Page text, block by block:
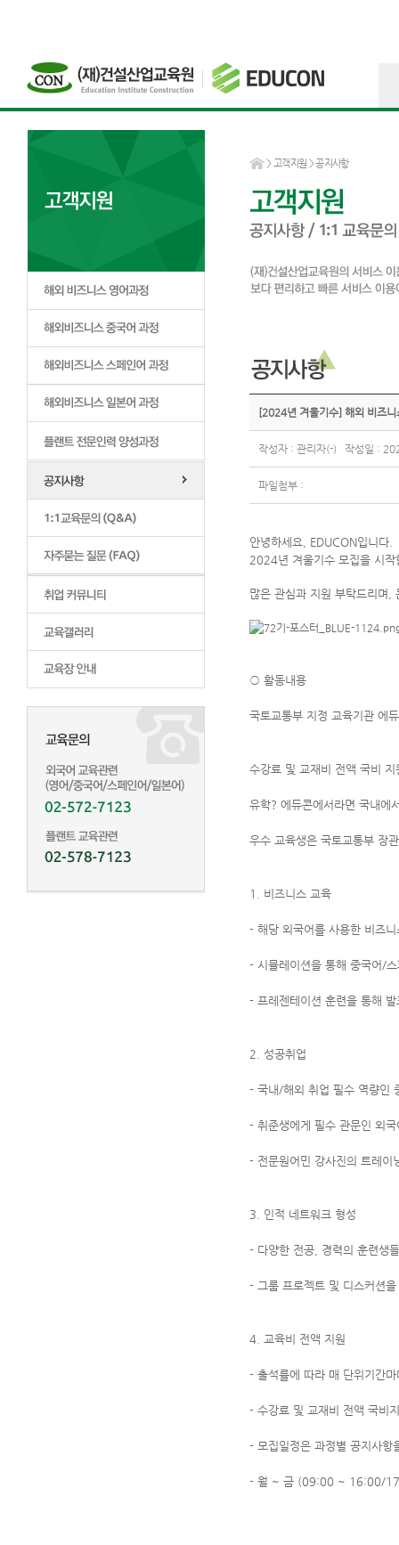
>고객지원 > 공지사항
[2024년 겨울기수] 해외 비즈
작성자 : 관리자(-) 작성일 :
파일첨부 :
안녕하세요, EDUCON입니다.
2024년 겨울기수 모집을 시
많은 관심과 지원 부탁드리며
○ 활동내용
국토교통부 지정 교육기관 에
수강료 및 교재비 전액 국비
유학? 에듀콘에서라면 국내에
우수 교육생은 국토교통부 장
1. 비즈니스 교육
- 해당 외국어를 사용한 비즈니
- 시뮬레이션을 통해 중국어/
- 프레젠테이션 훈련을 통해
2. 성공취업
- 국내/해외 취업 필수 역량인
- 취준생에게 필수 관문인 외
- 전문원어민 강사진의 트레이
3. 인적 네트워크 형성
- 다양한 전공, 경력의 훈련생
- 그룹 프로젝트 및 디스커션
4. 교육비 전액 지원
- 출석률에 따라 매 단위기간
- 수강료 및 교재비 전액 국비
- 모집일정은 과정별 공지사항
- 월 ~ 금 (09:00 ~ 16:00/